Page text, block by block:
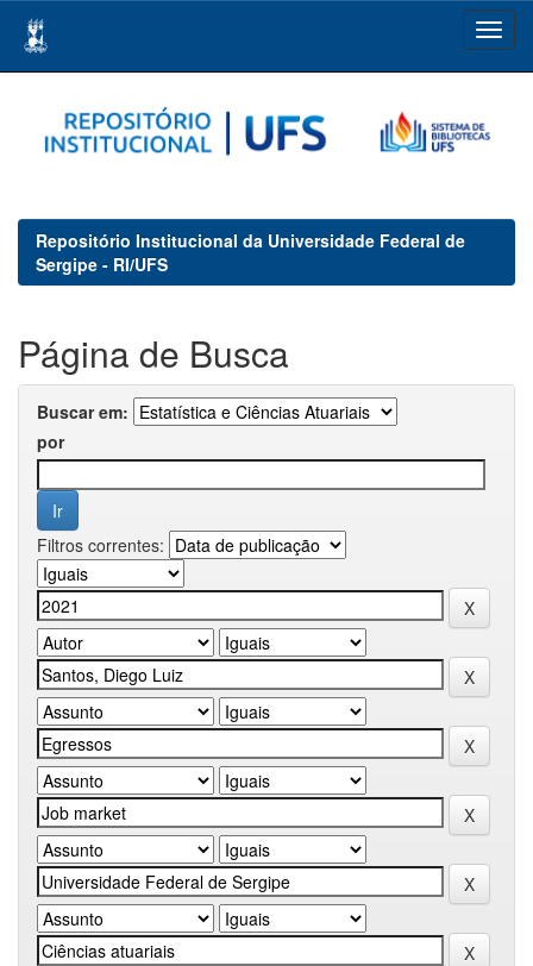
navigation
Repositório Institucional da Universidade Federal de
Sergipe - RI/UFS
Página de Busca
Buscar em:
por
Filtros correntes: